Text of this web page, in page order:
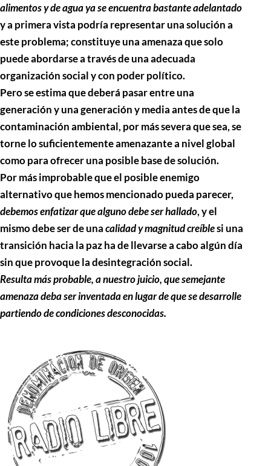
alimentos y de agua ya se encuentra bastante adelantado
y a primera vista podría representar una solución a
este problema; constituye una amenaza que solo
puede abordarse a través de una adecuada
organización social y con poder político.
Pero se estima que deberá pasar entre una
generación y una generación y media antes de que la
contaminación ambiental, por más severa que sea, se
torne lo suficientemente amenazante a nivel global
como para ofrecer una posible base de solución.
Por más improbable que el posible enemigo
alternativo que hemos mencionado pueda parecer,
debemos enfatizar que alguno debe ser hallado, y el
mismo debe ser de unacalidad y magnitud creíblesi una
transición hacia la paz ha de llevarse a cabo algún día
sin que provoque la desintegración social.
Resulta más probable, a nuestro juicio, que semejante
amenaza deba ser inventada en lugar de que se desarrolle
partiendo de condiciones desconocidas.